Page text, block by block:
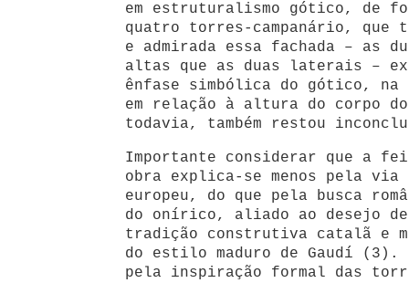
em estruturalismo gótico, de
quatro torres-campanário, que
e admirada essa fachada – as
altas que as duas laterais –
ênfase simbólica do gótico, na
em relação à altura do corpo
todavia, também restou
Importante considerar que a
obra explica-se menos pela
europeu, do que pela busca
do onírico, aliado ao desejo
tradição construtiva catalã e
do estilo maduro de Gaudí
pela inspiração formal das